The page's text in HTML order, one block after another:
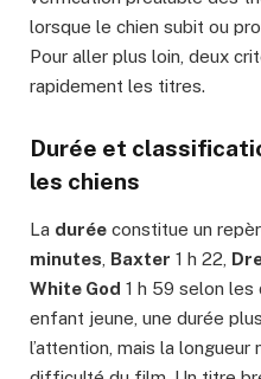
lorsque le chien subit ou
Pour aller plus loin, deux
rapidement les titres.
Durée et
les chiens
La durée constitue un
minutes Baxter 1 h 22,
White God 1 h 59 selon les
enfant jeune, une durée
l’attention, mais la